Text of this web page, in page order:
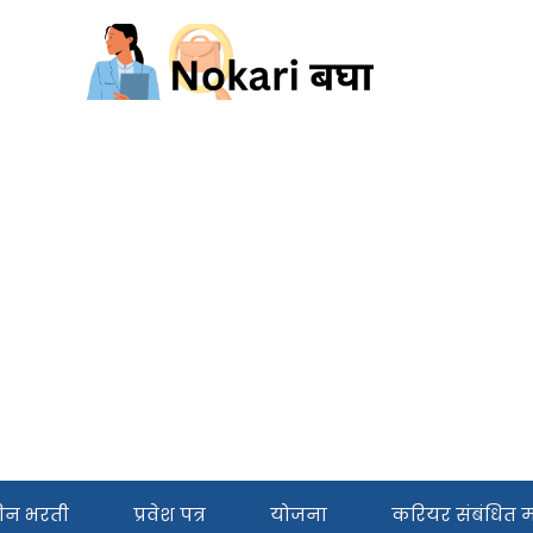
भरती प्रवेश पत्र योजना करियर संबंधित